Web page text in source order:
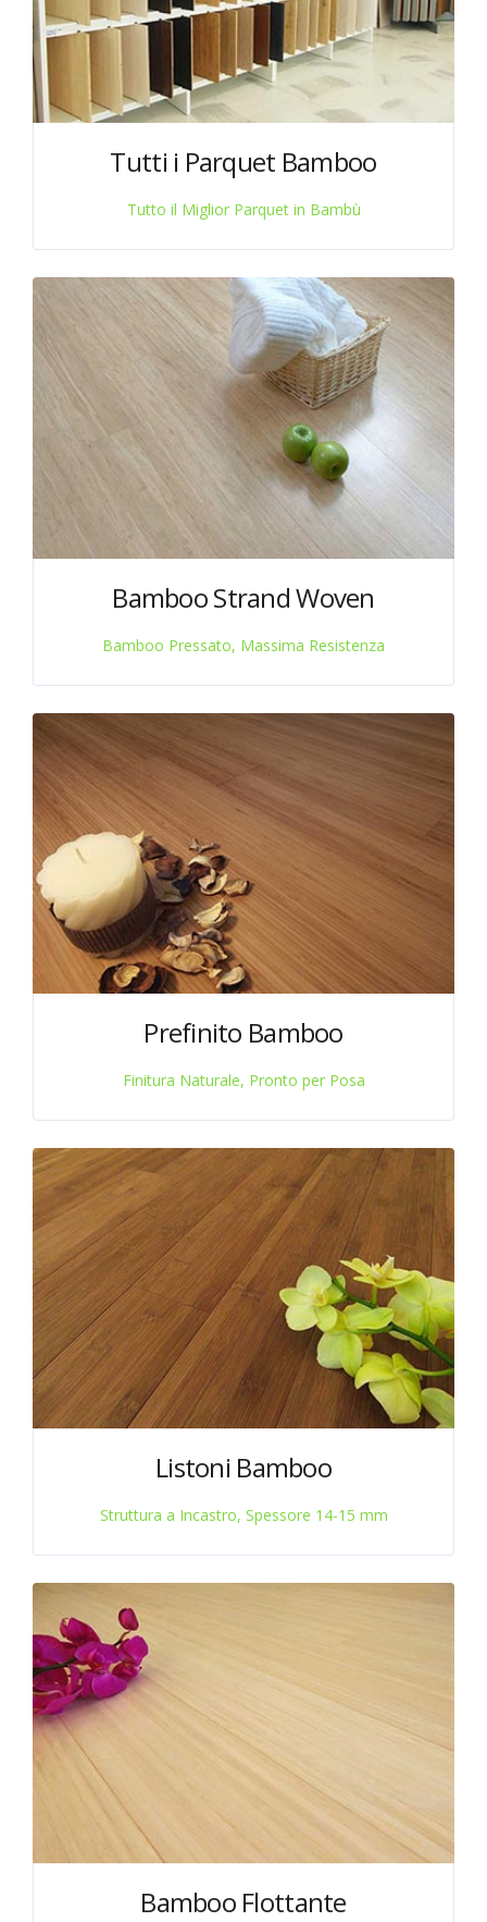
Tutti i Parquet Bamboo
Tutto il Miglior Parquet in Bambù
Bamboo Strand Woven
Bamboo Pressato, Massima Resistenza
Prefinito Bamboo
Finitura Naturale, Pronto per Posa
Listoni Bamboo
Struttura a Incastro, Spessore 14-15 mm
Bamboo Flottante